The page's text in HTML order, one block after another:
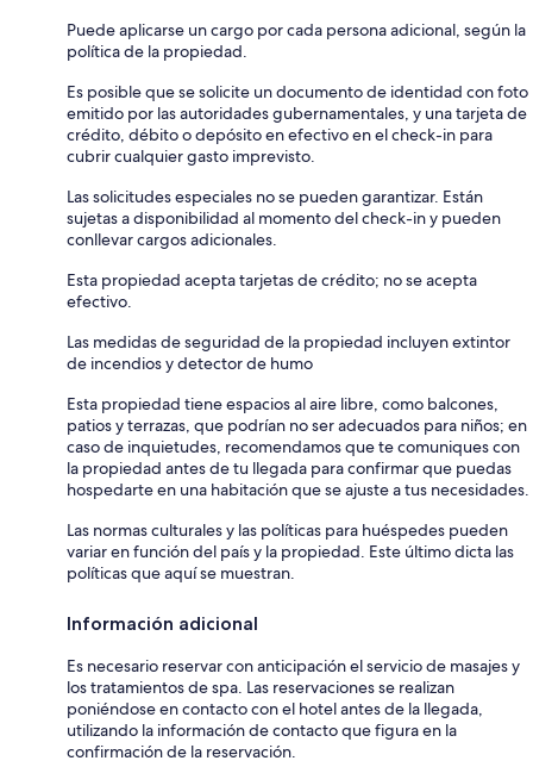
Puede aplicarse un cargo por cada persona adicional, según la
política de la propiedad.
Es posible que se solicite un documento de identidad con foto
emitido por las autoridades gubernamentales, y una tarjeta de
crédito, débito o depósito en efectivo en el check-in para
cubrir cualquier gasto imprevisto.
Las solicitudes especiales no se pueden garantizar. Están
sujetas a disponibilidad al momento del check-in y pueden
conllevar cargos adicionales.
Esta propiedad acepta tarjetas de crédito; no se acepta
efectivo.
Las medidas de seguridad de la propiedad incluyen extintor
de incendios y detector de humo
Esta propiedad tiene espacios al aire libre, como balcones,
patios y terrazas, que podrían no ser adecuados para niños; en
caso de inquietudes, recomendamos que te comuniques con
la propiedad antes de tu llegada para confirmar que puedas
hospedarte en una habitación que se ajuste a tus necesidades.
Las normas culturales y las políticas para huéspedes pueden
variar en función del país y la propiedad. Este último dicta las
políticas que aquí se muestran.
Información adicional
Es necesario reservar con anticipación el servicio de masajes y
los tratamientos de spa. Las reservaciones se realizan
poniéndose en contacto con el hotel antes de la llegada,
utilizando la información de contacto que figura en la
confirmación de la reservación.